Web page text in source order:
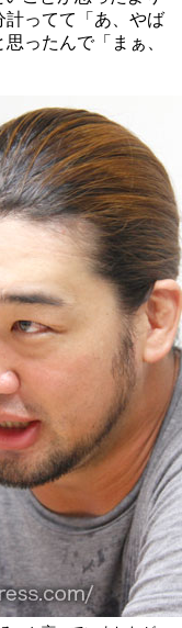
計ってて「あ、やば
ったんで「まぁ、